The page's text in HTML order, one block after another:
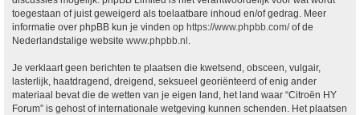
toegestaan of juist geweigerd als toelaatbare inhoud en/of gedrag. Meer
informatie over phpBB kun je vinden op https://www.phpbb.com/of de
Nederlandstalige website www.phpbb.nl .
Je verklaart geen berichten te plaatsen die kwetsend, obsceen, vulgair,
lasterlijk, haatdragend, dreigend, seksueel georiënteerd of enig ander
materiaal bevat die de wetten van je eigen land, het land waar “Citroën HY
Forum” is gehost of internationale wetgeving kunnen schenden. Het plaatsen